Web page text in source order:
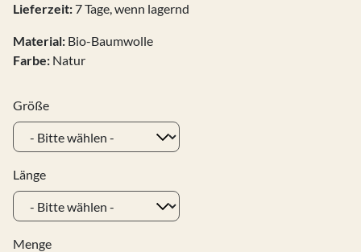
Lieferzeit:7 Tage, wenn lagernd
Material: Bio-Baumwolle
Farbe: Natur
Größe
Länge
Menge